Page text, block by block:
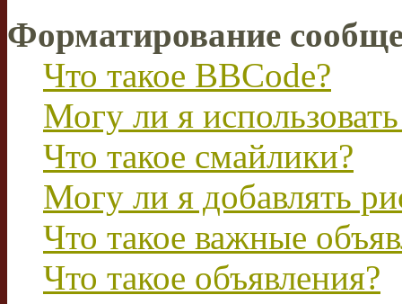
Форматирование
Что такое BBCode?
Могу ли я
Что такое смайлики?
Могу ли я добавлять
Что такое важные
Что такое объявления?